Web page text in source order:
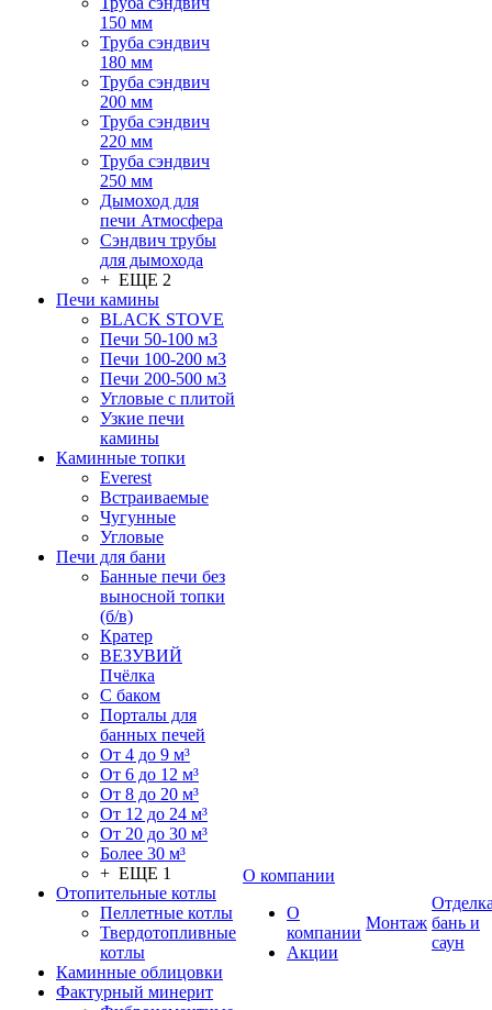
150 мм
Труба сэндвич
180 мм
Труба сэндвич
200 мм
Труба сэндвич
220 мм
Труба сэндвич
250 мм
Дымоход для
печи Атмосфера
Сэндвич трубы
для дымохода
+ ЕЩЕ 2
Печи камины
BLACK STOVE
Печи 50-100 м3
Печи 100-200 м3
Печи 200-500 м3
Угловые с плитой
Узкие печи
камины
Каминные топки
Everest
Встраиваемые
Чугунные
Угловые
Печи для бани
Банные печи без
выносной топки
(б/в)
Кратер
ВЕЗУВИЙ
Пчёлка
С баком
Порталы для
банных печей
От 4 до 9 м³
От 6 до 12 м³
От 8 до 20 м³
От 12 до 24 м³
От 20 до 30 м³
Более 30 м³
+ ЕЩЕ 1
Отопительные котлы
Пеллетные котлы
Твердотопливные
котлы
Каминные облицовки
Фактурный минерит
О компании
О
компании
Акции
Монтаж бань и
саун